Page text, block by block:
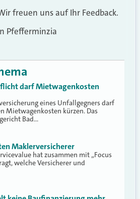
freuen uns auf Ihr Feedback.
Pfefferminzia
darf Mietwagenkosten
eines Unfallgegners darf
Mietwagenkosten kürzen. Das
Bad…
Maklerversicherer
hat zusammen mit „Focus
welche Versicherer und